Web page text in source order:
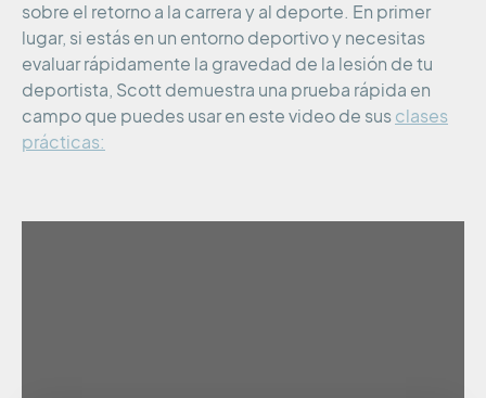
sobre el retorno a la carrera y al deporte. En primer
lugar, si estás en un entorno deportivo y necesitas
evaluar rápidamente la gravedad de la lesión de tu
deportista, Scott demuestra una prueba rápida en
campo que puedes usar en este video de sus clases
prácticas: